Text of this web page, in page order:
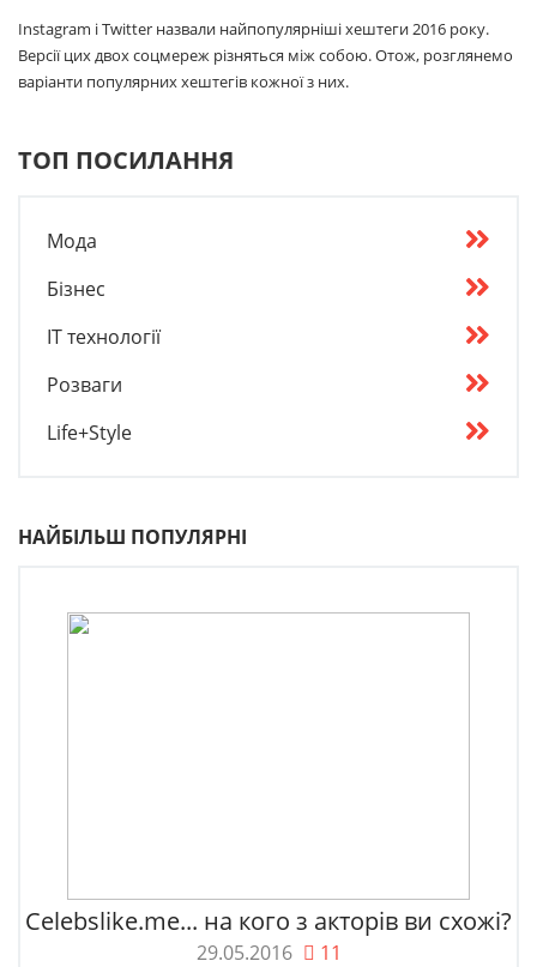
Instagram і Twitter назвали найпопулярніші хештеги 2016 року.
Версії цих двох соцмереж різняться між собою. Отож, розглянемо
варіанти популярних хештегів кожної з них.
ТОП ПОСИЛАННЯ
Мода
Бізнес
IT технології
Розваги
Life+Style
НАЙБІЛЬШ ПОПУЛЯРНІ
Celebslike.me... на кого з акторів ви схожі?
29.05.2016 11